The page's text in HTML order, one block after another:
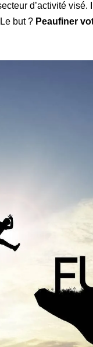
d’activité visé.
but ? Peaufiner